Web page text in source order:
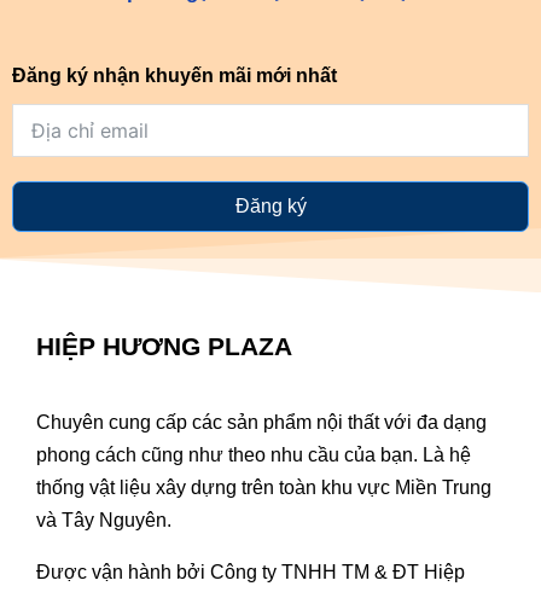
Đăng ký nhận khuyến mãi mới nhất
Đăng ký
HIỆP HƯƠNG PLAZA
Chuyên cung cấp các sản phẩm nội thất với đa dạng
phong cách cũng như theo nhu cầu của bạn. Là hệ
thống vật liệu xây dựng trên toàn khu vực Miền Trung
và Tây Nguyên.
Được vận hành bởi Công ty TNHH TM & ĐT Hiệp